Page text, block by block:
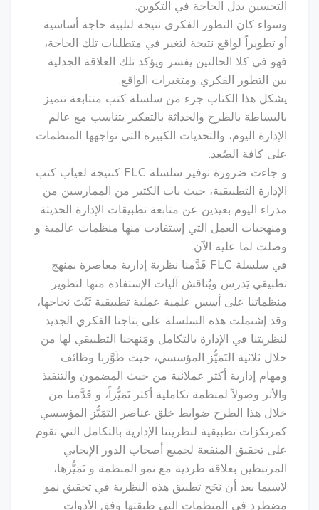
التحسين بدل الحاجة في التكوين.
وسواء كان التطور الفكري نتيجة لتلبية حاجة أساسية
أو تطويراً لواقع نتيجة لتغير في متطلبات تلك الحاجة،
فهو في كلا الحالتين يفسر ويؤكد تلك العلاقة الجدلية
بين التطور الفكري ومتغيرات الواقع.
يشكل هذا الكتاب جزء من سلسلة كتب متتابعة تتميز
بالبساطة بالطرح والحداثة بالتفكير يتناسب مع عالم
الإدارة اليوم، والتحديات الكبيرة التي تواجهها المنظمات
على كافة الصُعد.
و جاءت ضرورة توفير سلسلة FLC كنتيجة لغياب كتب
الإدارة التطبيقية، حيث بات الكثير من الممارسين من
مدراء اليوم بعيدين عن متابعة تطبيقات الإدارة الحديثة
ومنهجيات العمل التي إستفادت منها منظمات عالمية و
وصلت لما عليه الآن.
في سلسلة FLC قَدَّمنا نظرية إدارية معاصرة بمنهج
تطبيقي يَدرس ويُناقش آليات الإستفادة منها لتطوير
منظماتنا على أسس علمية عملية تطبيقية ثَبُتَ نجاحها،
وقد إشتملت هذه السلسلة على نِتاجنا الفكري الجديد
لنظريتنا في الإدارة بالتكامل ومَنهجنا التطبيقي لها من
خلال ثلاثية التَمَيُّز المؤسسي، حيث طَوَّرنا وظائف
ومهام إدارية أكثر عملانية من حيث المضمون والتنفيذ
والأثر وصولاً لمنظمة تكاملية أكثر تَمَيُّزاً، و قَدَّمنا من
خلال هذا الطرح ضوابط خلق عناصر التَمَيُّز المؤسسي
كمرتكزات تطبيقية لنظريتنا الإدارية بالتكامل التي تقوم
على تحقيق المنفعة لجميع أصحاب الدور الإيجابي
المرتبطين بعلاقة طردية مع نمو المنظمة و تَمَيُّزها،
لاسيما بعد أن نَجَح تطبيق هذه النظرية في تحقيق نمو
مضطرد في المنظمات التي طبقتها وفق الأدوات